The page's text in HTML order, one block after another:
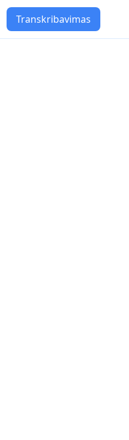
Transkribavimas